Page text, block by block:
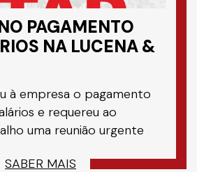
PAGAMENTO
NA LUCENA &
à empresa o pagamento
e requereu ao
uma reunião urgente
SABER MAIS